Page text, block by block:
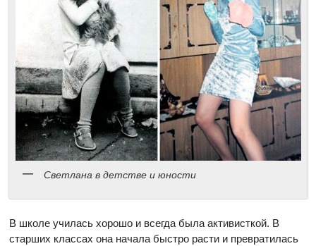
Светлана в детстве и юности
В школе училась хорошо и всегда была активисткой. В
старших классах она начала быстро расти и превратилась